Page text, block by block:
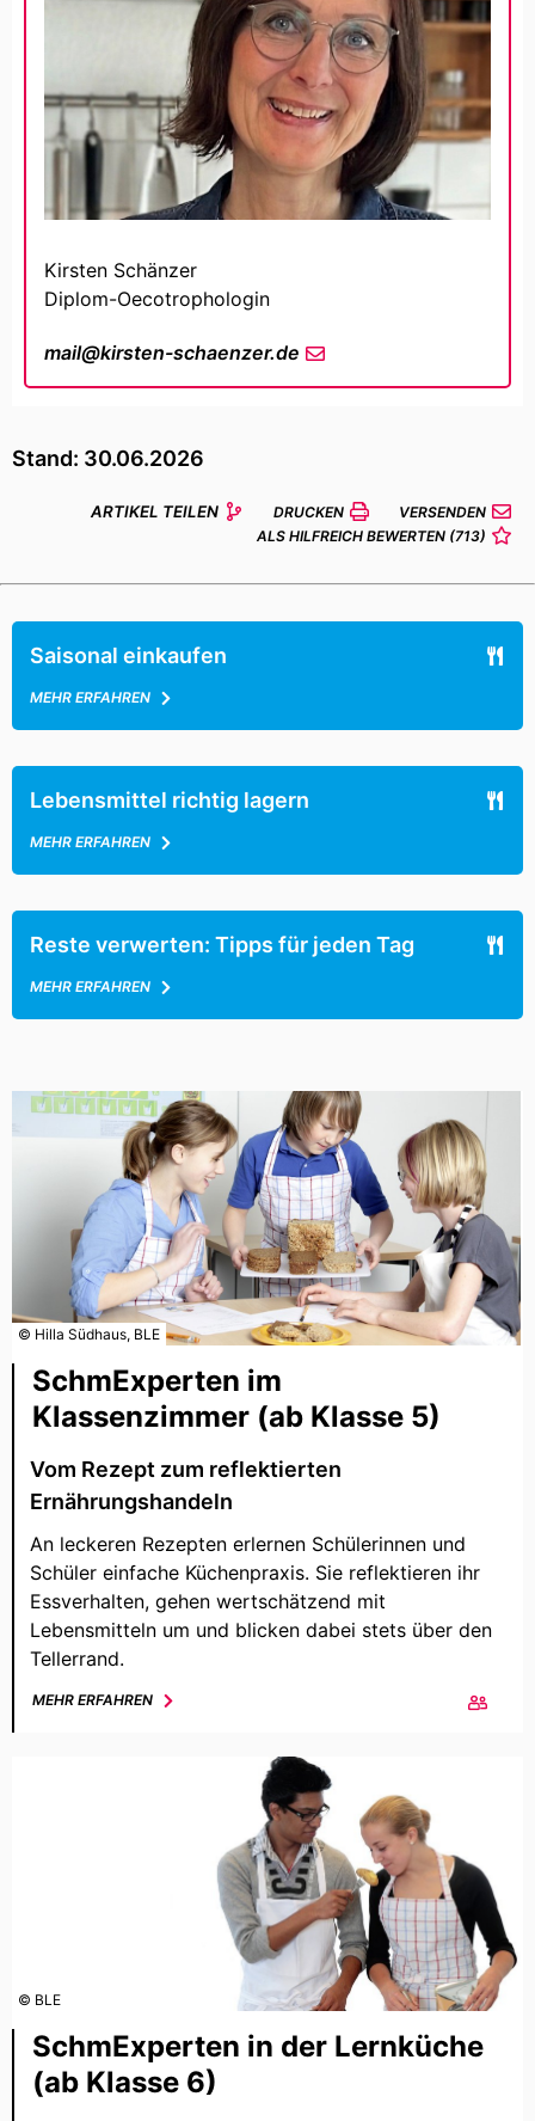
Kirsten Schänzer
Diplom-Oecotrophologin
mail@kirsten-schaenzer.de
Stand: 30.06.2026
ARTIKEL TEILEN DRUCKEN
VERSENDEN
ALS HILFREICH BEWERTEN (713)
Saisonal einkaufen
MEHR ERFAHREN
Lebensmittel richtig lagern
MEHR ERFAHREN
Reste verwerten: Tipps für jeden Tag
MEHR ERFAHREN
© Hilla Südhaus, BLE
SchmExperten im
Klassenzimmer (ab Klasse 5)
Vom Rezept zum reflektierten
Ernährungshandeln
An leckeren Rezepten erlernen Schülerinnen und
Schüler einfache Küchenpraxis. Sie reflektieren ihr
Essverhalten, gehen wertschätzend mit
Lebensmitteln um und blicken dabei stets über den
Tellerrand.
MEHR ERFAHREN
© BLE
SchmExperten in der Lernküche
(ab Klasse 6)